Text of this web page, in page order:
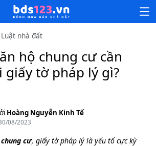
Luật nhà đất
hộ chung cư cần
tờ pháp lý gì?
Hoàng Nguyễn Kinh Tế
08/2023
cư, giấy tờ pháp lý là yếu tố cực kỳ